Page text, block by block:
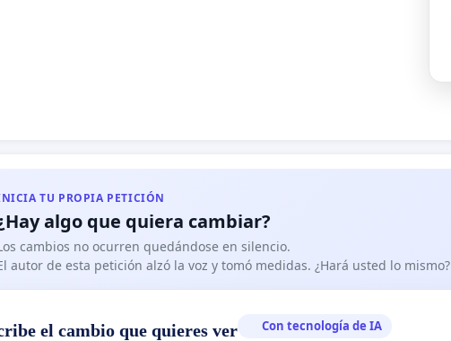
TU PROPIA PETICIÓN
algo que quiera cambiar?
cambios no ocurren quedándose en silencio.
autor de esta petición alzó la voz y tomó medidas. ¿Hará usted lo mismo?
el cambio que quieres ver Con tecnología de IA